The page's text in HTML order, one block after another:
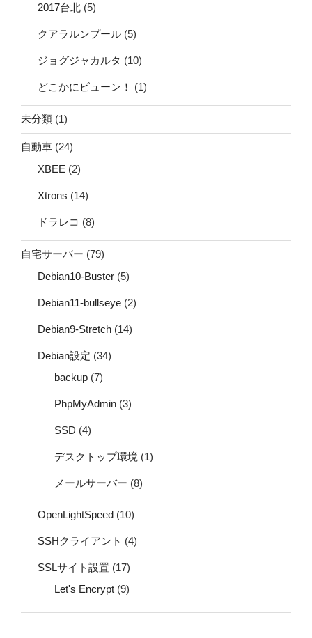
2017台北 (5)
クアラルンプール (5)
ジョグジャカルタ (10)
どこかにビューン！ (1)
未分類 (1)
自動車 (24)
XBEE (2)
Xtrons (14)
ドラレコ (8)
自宅サーバー (79)
Debian10-Buster (5)
Debian11-bullseye (2)
Debian9-Stretch (14)
Debian設定 (34)
backup (7)
PhpMyAdmin (3)
SSD (4)
デスクトップ環境 (1)
メールサーバー (8)
OpenLightSpeed (10)
SSHクライアント (4)
SSLサイト設置 (17)
Let's Encrypt (9)